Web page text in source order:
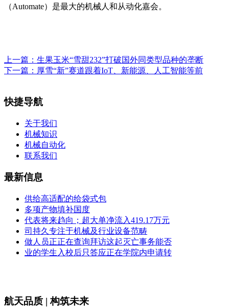
（Automate）是最大的机械人和从动化嘉会。
上一篇： 生果玉米“雪甜232”打破国外同类型品种的垄断
下一篇： 厚雪“新”赛道跟着IoT、新能源、人工智能等前
快捷导航
关于我们
机械知识
机械自动化
联系我们
最新信息
供给高适配的给袋式包
多项产物填补国度
代表将来趋向；超大单净流入419.17万元
司持久专注于机械及行业设备范畴
做人员正正在查询拜访这起灭亡事务能否
业的学生入校后只答应正在学院内申请转
航天品质 | 构筑未来